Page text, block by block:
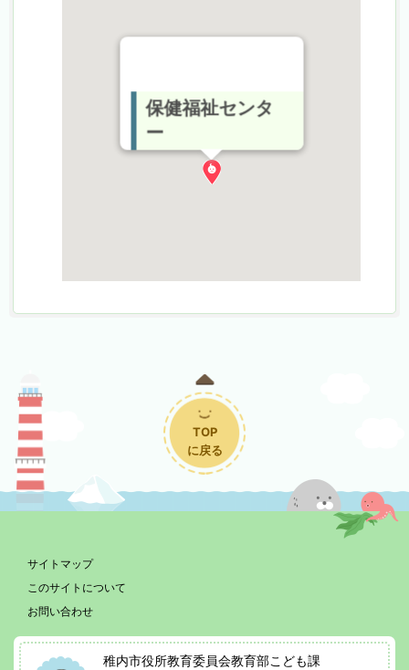
保健福祉センタ
ー
TOP
に戻る
サイトマップ
このサイトについて
お問い合わせ
稚内市役所教育委員会教育部こども課